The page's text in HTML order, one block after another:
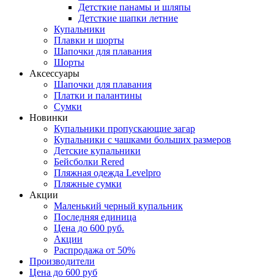
Детсткие панамы и шляпы
Детсткие шапки летние
Купальники
Плавки и шорты
Шапочки для плавания
Шорты
Аксессуары
Шапочки для плавания
Платки и палантины
Сумки
Новинки
Купальники пропускающие загар
Купальники с чашками больших размеров
Детские купальники
Бейсболки Rered
Пляжная одежда Levelpro
Пляжные сумки
Акции
Маленький черный купальник
Последняя единица
Цена до 600 руб.
Акции
Распродажа от 50%
Производители
Цена до 600 руб